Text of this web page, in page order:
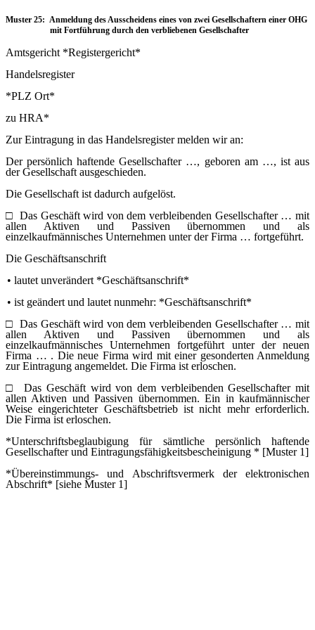
Muster 25: Anmeldung des Ausscheidens eines von zwei Gesellschaftern einer OHG
mit Fortführung durch den verbliebenen Gesellschafter
Amtsgericht *Registergericht*
Handelsregister
*PLZ Ort*
zu HRA*
Zur Eintragung in das Handelsregister melden wir an:
Der persönlich haftende Gesellschafter …, geboren am …, ist aus
der Gesellschaft ausgeschieden.
Die Gesellschaft ist dadurch aufgelöst.
□ Das Geschäft wird von dem verbleibenden Gesellschafter … mit
allen Aktiven und Passiven übernommen und als
einzelkaufmännisches Unternehmen unter der Firma … fortgeführt.
Die Geschäftsanschrift
• lautet unverändert *Geschäftsanschrift*
• ist geändert und lautet nunmehr: *Geschäftsanschrift*
□ Das Geschäft wird von dem verbleibenden Gesellschafter … mit
allen Aktiven und Passiven übernommen und als
einzelkaufmännisches Unternehmen fortgeführt unter der neuen
Firma … . Die neue Firma wird mit einer gesonderten Anmeldung
zur Eintragung angemeldet. Die Firma ist erloschen.
□Das Geschäft wird von dem verbleibenden Gesellschafter mit
allen Aktiven und Passiven übernommen. Ein in kaufmännischer
Weise eingerichteter Geschäftsbetrieb ist nicht mehr erforderlich.
Die Firma ist erloschen.
*Unterschriftsbeglaubigung für sämtliche persönlich haftende
Gesellschafter und Eintragungsfähigkeitsbescheinigung * [Muster 1]
*Übereinstimmungs- und Abschriftsvermerk der elektronischen
Abschrift* [siehe Muster 1]